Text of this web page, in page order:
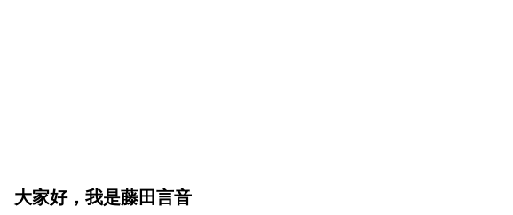
大家好，我是藤田言音